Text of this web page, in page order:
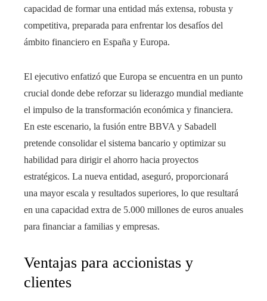
capacidad de formar una entidad más extensa, robusta y
competitiva, preparada para enfrentar los desafíos del
ámbito financiero en España y Europa.
El ejecutivo enfatizó que Europa se encuentra en un punto
crucial donde debe reforzar su liderazgo mundial mediante
el impulso de la transformación económica y financiera.
En este escenario, la fusión entre BBVA y Sabadell
pretende consolidar el sistema bancario y optimizar su
habilidad para dirigir el ahorro hacia proyectos
estratégicos. La nueva entidad, aseguró, proporcionará
una mayor escala y resultados superiores, lo que resultará
en una capacidad extra de 5.000 millones de euros anuales
para financiar a familias y empresas.
Ventajas para accionistas y
clientes